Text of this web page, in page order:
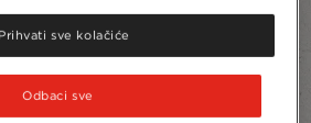
Odbaci sve
Prihvati sve kolačiće